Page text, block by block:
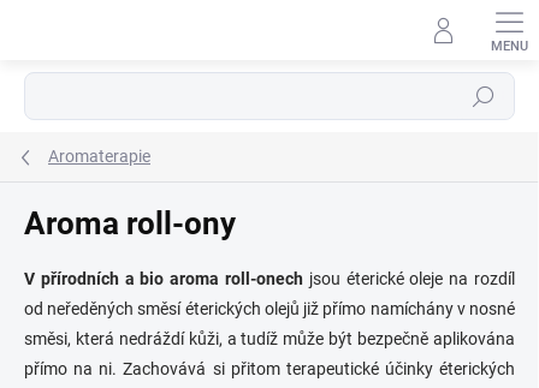
Hledat
Aromaterapie
Aroma roll-ony
V přírodních a bio aroma roll-onech jsou éterické oleje na rozdíl
od neředěných směsí éterických olejů již přímo namíchány v nosné
směsi, která nedráždí kůži, a tudíž může být bezpečně aplikována
přímo na ni. Zachovává si přitom terapeutické účinky éterických